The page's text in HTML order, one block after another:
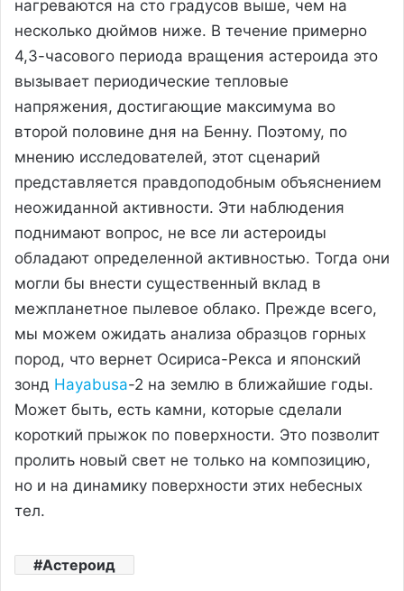
нагреваются на сто градусов выше, чем на
несколько дюймов ниже. В течение примерно
4,3-часового периода вращения астероида это
вызывает периодические тепловые
напряжения, достигающие максимума во
второй половине дня на Бенну. Поэтому, по
мнению исследователей, этот сценарий
представляется правдоподобным объяснением
неожиданной активности. Эти наблюдения
поднимают вопрос, не все ли астероиды
обладают определенной активностью. Тогда они
могли бы внести существенный вклад в
межпланетное пылевое облако. Прежде всего,
мы можем ожидать анализа образцов горных
пород, что вернет Осириса-Рекса и японский
зонд Hayabusa-2 на землю в ближайшие годы.
Может быть, есть камни, которые сделали
короткий прыжок по поверхности. Это позволит
пролить новый свет не только на композицию,
но и на динамику поверхности этих небесных
тел.
Астероид